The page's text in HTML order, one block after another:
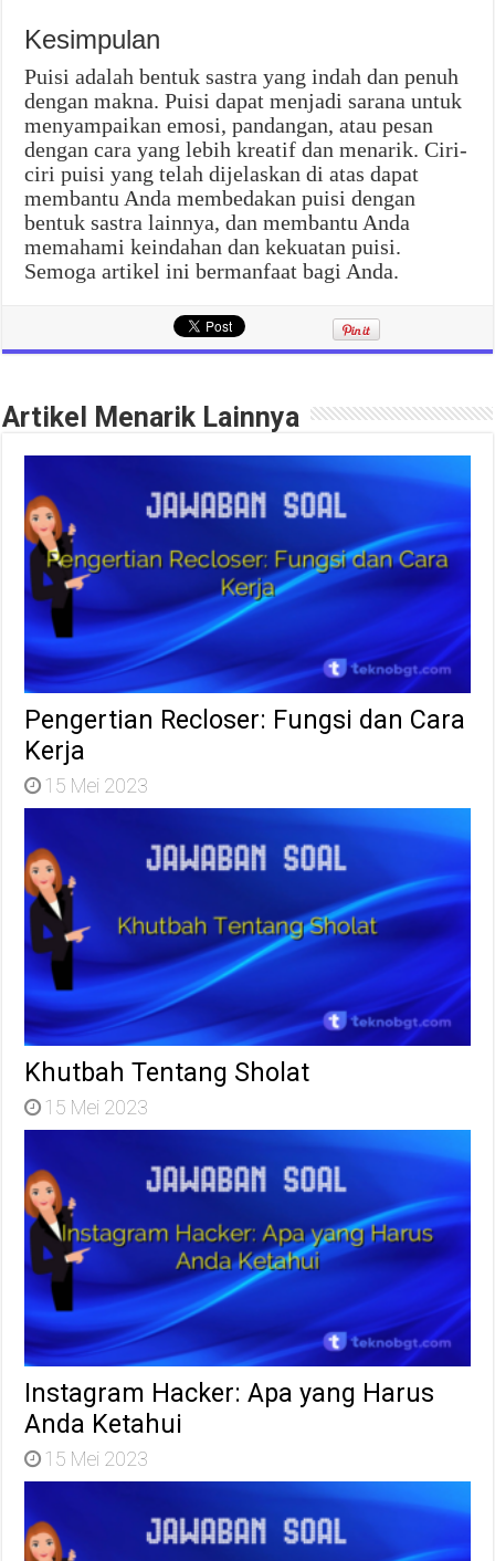
Kesimpulan
Puisi adalah bentuk sastra yang indah dan penuh
dengan makna. Puisi dapat menjadi sarana untuk
menyampaikan emosi, pandangan, atau pesan
dengan cara yang lebih kreatif dan menarik. Ciri-
ciri puisi yang telah dijelaskan di atas dapat
membantu Anda membedakan puisi dengan
bentuk sastra lainnya, dan membantu Anda
memahami keindahan dan kekuatan puisi.
Semoga artikel ini bermanfaat bagi Anda.
Artikel Menarik Lainnya
Pengertian Recloser: Fungsi dan Cara
Kerja
15 Mei 2023
Khutbah Tentang Sholat
15 Mei 2023
Instagram Hacker: Apa yang Harus
Anda Ketahui
15 Mei 2023